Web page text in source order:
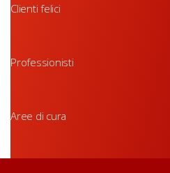
Clienti felici
Professionisti
Aree di cura